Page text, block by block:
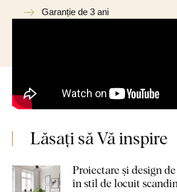
Garanție de 3 ani
Lăsați să Vă inspire
Proiectare și design
în stil de locuit